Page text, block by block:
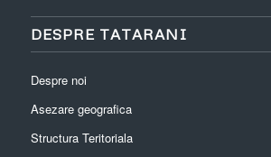
DESPRE TATARANI
Despre noi
Asezare geografica
Structura Teritoriala